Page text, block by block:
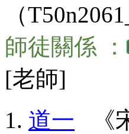
（
師徒關係 ：
[老師]
道一 《